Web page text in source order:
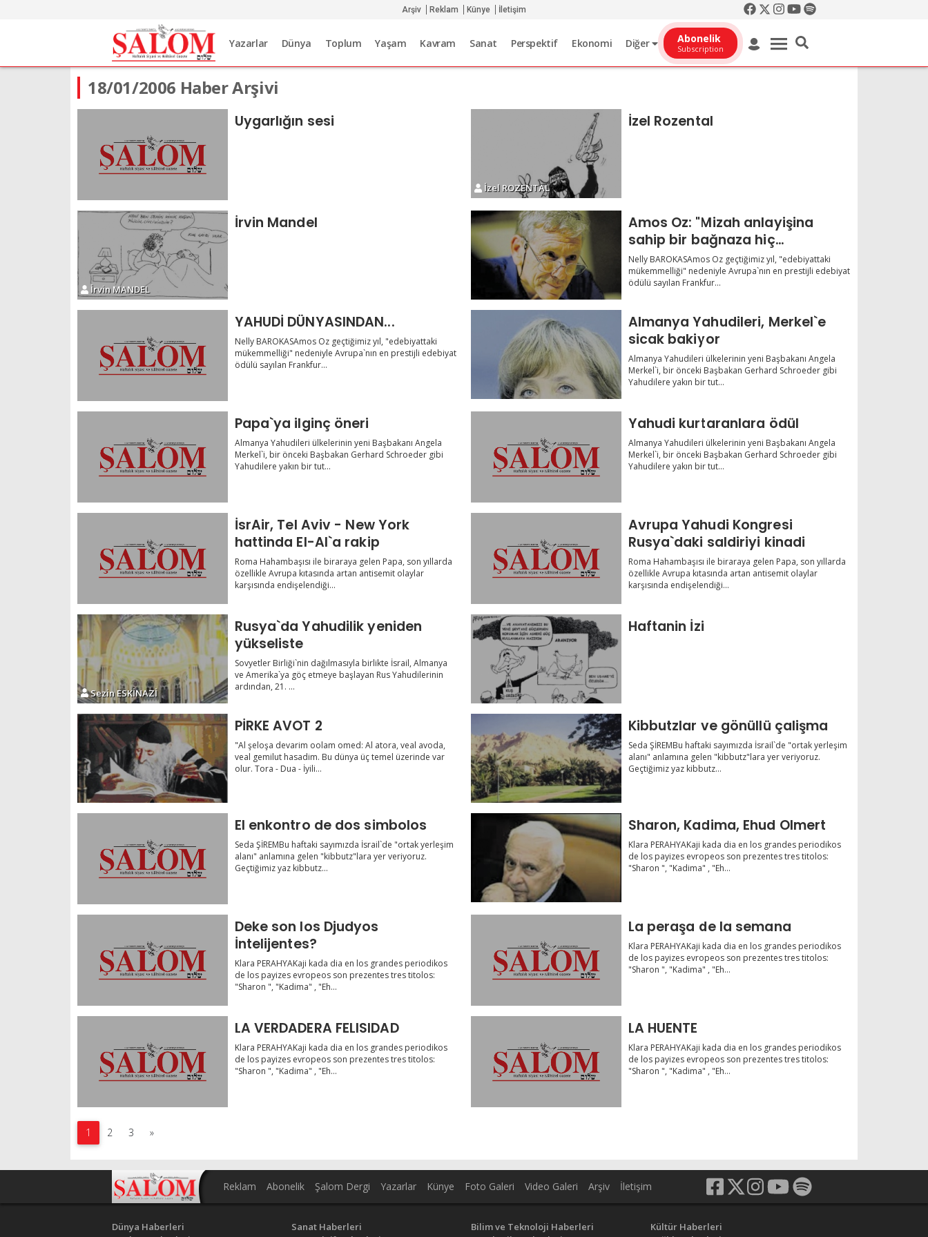
Arşiv Reklam Künye İletişim
Yazarlar Dünya Toplum Yaşam Kavram Sanat Perspektif Ekonomi Diğer Abonelik
Subscription
18/01/2006 Haber Arşivi
Uygarlığın sesi
İzel ROZENTAL
İzel Rozental
İrvin MANDEL
İrvin Mandel
Amos Oz: "Mizah anlayişina
sahip bir bağnaza hiç
rastlamadim"
Nelly BAROKASAmos Oz geçtiğimiz yıl, "edebiyattaki
mükemmelliği" nedeniyle Avrupa`nın en prestijli edebiyat
ödülü sayılan Frankfur...
YAHUDİ DÜNYASINDAN...
Nelly BAROKASAmos Oz geçtiğimiz yıl, "edebiyattaki
mükemmelliği" nedeniyle Avrupa`nın en prestijli edebiyat
ödülü sayılan Frankfur...
Almanya Yahudileri, Merkel`e
sicak bakiyor
Almanya Yahudileri ülkelerinin yeni Başbakanı Angela
Merkel`i, bir önceki Başbakan Gerhard Schroeder gibi
Yahudilere yakın bir tut...
Papa`ya ilginç öneri
Almanya Yahudileri ülkelerinin yeni Başbakanı Angela
Merkel`i, bir önceki Başbakan Gerhard Schroeder gibi
Yahudilere yakın bir tut...
Yahudi kurtaranlara ödül
Almanya Yahudileri ülkelerinin yeni Başbakanı Angela
Merkel`i, bir önceki Başbakan Gerhard Schroeder gibi
Yahudilere yakın bir tut...
İsrAir, Tel Aviv - New York
hattinda El-Al`a rakip
Roma Hahambaşısı ile biraraya gelen Papa, son yıllarda
özellikle Avrupa kıtasında artan antisemit olaylar
karşısında endişelendiği...
Avrupa Yahudi Kongresi
Rusya`daki saldiriyi kinadi
Roma Hahambaşısı ile biraraya gelen Papa, son yıllarda
özellikle Avrupa kıtasında artan antisemit olaylar
karşısında endişelendiği...
Sezin ESKİNAZİ
Rusya`da Yahudilik yeniden
yükseliste
Sovyetler Birliği`nin dağılmasıyla birlikte İsrail, Almanya
ve Amerika`ya göç etmeye başlayan Rus Yahudilerinin
ardından, 21. ...
Haftanin İzi
PİRKE AVOT 2
"Al şeloşa devarim oolam omed: Al atora, veal avoda,
veal gemilut hasadim. Bu dünya üç temel üzerinde var
olur. Tora - Dua - İyili...
Kibbutzlar ve gönüllü çalişma
Seda ŞİREMBu haftaki sayımızda İsrail`de "ortak yerleşim
alanı" anlamına gelen "kibbutz"lara yer veriyoruz.
Geçtiğimiz yaz kibbutz...
El enkontro de dos simbolos
Seda ŞİREMBu haftaki sayımızda İsrail`de "ortak yerleşim
alanı" anlamına gelen "kibbutz"lara yer veriyoruz.
Geçtiğimiz yaz kibbutz...
Sharon, Kadima, Ehud Olmert
Klara PERAHYAKaji kada dia en los grandes periodikos
de los payizes evropeos son prezentes tres titolos:
"Sharon ", "Kadima" , "Eh...
Deke son los Djudyos
İntelijentes?
Klara PERAHYAKaji kada dia en los grandes periodikos
de los payizes evropeos son prezentes tres titolos:
"Sharon ", "Kadima" , "Eh...
La peraşa de la semana
Klara PERAHYAKaji kada dia en los grandes periodikos
de los payizes evropeos son prezentes tres titolos:
"Sharon ", "Kadima" , "Eh...
LA VERDADERA FELISIDAD
Klara PERAHYAKaji kada dia en los grandes periodikos
de los payizes evropeos son prezentes tres titolos:
"Sharon ", "Kadima" , "Eh...
LA HUENTE
Klara PERAHYAKaji kada dia en los grandes periodikos
de los payizes evropeos son prezentes tres titolos:
"Sharon ", "Kadima" , "Eh...
1 2 3 »
Reklam Abonelik Şalom Dergi Yazarlar Künye Foto Galeri Video Galeri Arşiv İletişim
Dünya Haberleri
Sanat Haberleri
Bilim ve Teknoloji Haberleri
Kültür Haberleri